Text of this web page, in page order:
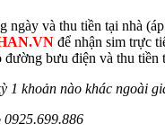
ngày và thu tiền tại nhà
để nhận sim trực
đường bưu điện và thu tiền
1 khoản nào khác ngoài
0925.699.886